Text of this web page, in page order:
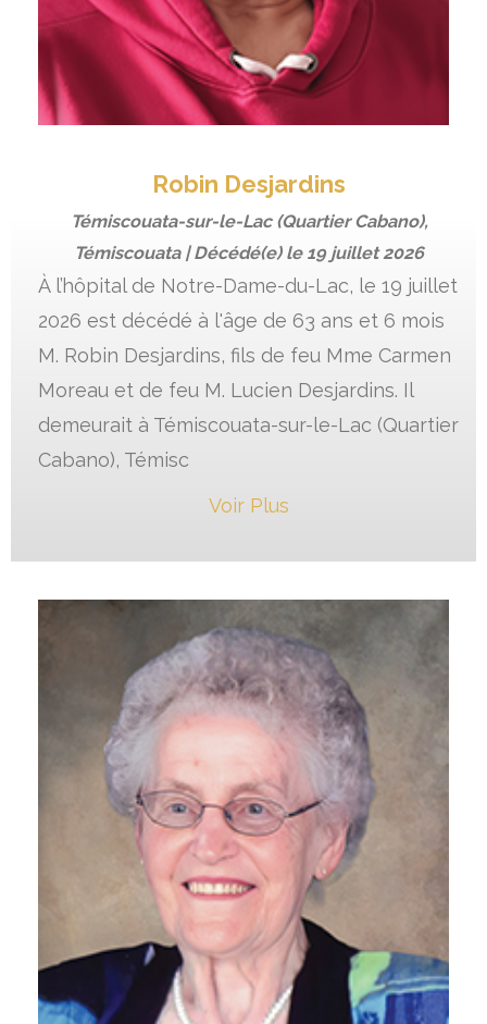
Robin Desjardins
Témiscouata-sur-le-Lac (Quartier Cabano),
Témiscouata | Décédé(e) le 19 juillet 2026
À l’hôpital de Notre-Dame-du-Lac, le 19 juillet
2026 est décédé à l'âge de 63 ans et 6 mois
M. Robin Desjardins, fils de feu Mme Carmen
Moreau et de feu M. Lucien Desjardins. Il
demeurait à Témiscouata-sur-le-Lac (Quartier
Cabano), Témisc
Voir Plus